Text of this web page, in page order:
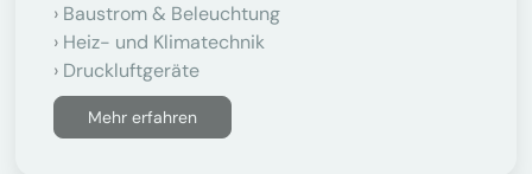
Baustrom & Beleuchtung
Heiz- und Klimatechnik
Druckluftgeräte
Mehr erfahren